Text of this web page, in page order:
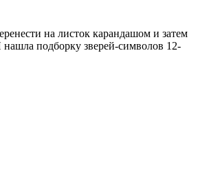
на листок карандашом и затем
нашла подборку зверей-символов 12-